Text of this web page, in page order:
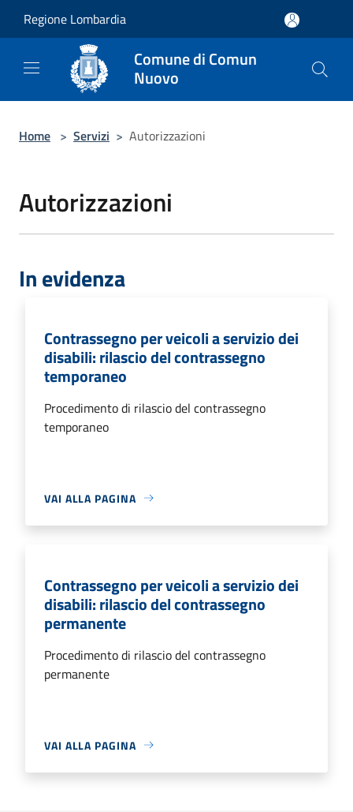
Regione Lombardia
Comune di Comun
Nuovo
Home > Servizi > Autorizzazioni
Autorizzazioni
In evidenza
Contrassegno per veicoli a servizio dei
disabili: rilascio del contrassegno
temporaneo
Procedimento di rilascio del contrassegno
temporaneo
VAI ALLA PAGINA
Contrassegno per veicoli a servizio dei
disabili: rilascio del contrassegno
permanente
Procedimento di rilascio del contrassegno
permanente
VAI ALLA PAGINA